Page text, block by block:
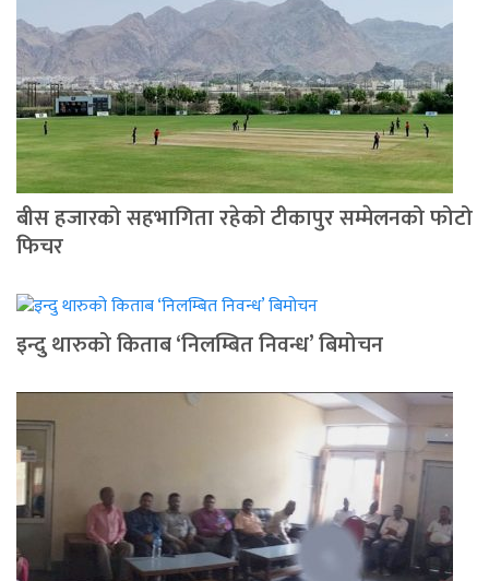
बीस हजारको सहभागिता रहेको टीकापुर सम्मेलनको फोटो
फिचर
इन्दु थारुको किताब ‘निलम्बित निवन्ध’ बिमोचन